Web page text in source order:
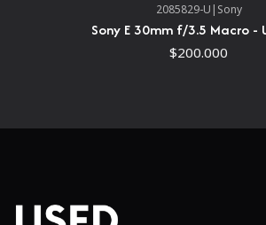
resolución y nitidez notablemente
2085829-U | Sony
Sony E 30mm f/3.5 Macro -
$200.000